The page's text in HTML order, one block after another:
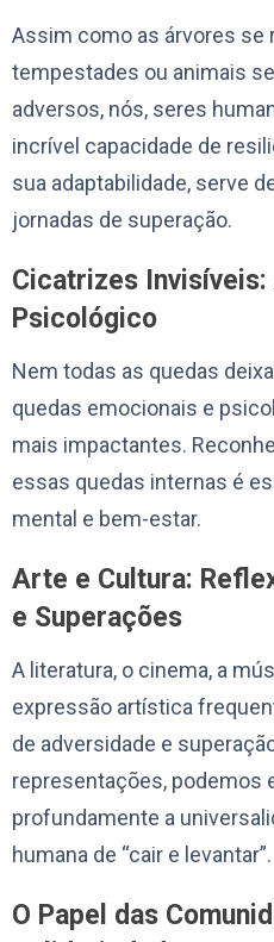
Assim como as árvores se
tempestades ou animais
adversos, nós, seres
incrível capacidade de
sua adaptabilidade, serve
jornadas de superação.
Cicatrizes Invisíveis:
Psicológico
Nem todas as quedas
quedas emocionais e
mais impactantes.
essas quedas internas é
mental e bem-estar.
Arte e Cultura:
e Superações
A literatura, o cinema, a
expressão artística
de adversidade e
representações, podemos
profundamente a
humana de “cair e levantar”.
O Papel das